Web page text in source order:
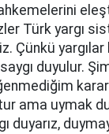
Türk yargı
Çünkü yargılar
duyulur.
ama uymak
duyarız,